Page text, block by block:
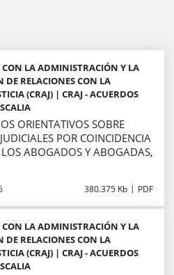
CON LA ADMINISTRACIÓN Y LA
DE RELACIONES CON LA
(CRAJ) | CRAJ - ACUERDOS
ORIENTATIVOS SOBRE
POR COINCIDENCIA
ABOGADOS Y ABOGADAS,
380.375 Kb PDF
CON LA ADMINISTRACIÓN Y LA
DE RELACIONES CON LA
(CRAJ) | CRAJ - ACUERDOS